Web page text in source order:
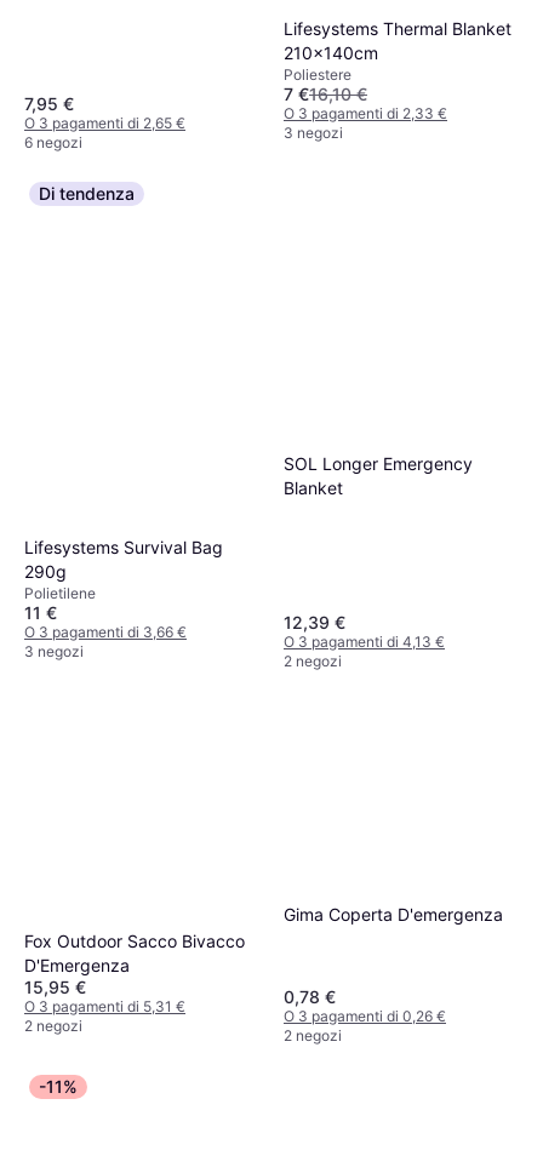
7,95 €
O 3 pagamenti di 2,65 €
6 negozi
Lifesystems Thermal Blanket
210x140cm
Poliestere
7 €16,10 €
O 3 pagamenti di 2,33 €
3 negozi
Di tendenza
Lifesystems Survival Bag
290g
Polietilene
11 €
O 3 pagamenti di 3,66 €
3 negozi
SOL Longer Emergency
Blanket
12,39 €
O 3 pagamenti di 4,13 €
2 negozi
Fox Outdoor Sacco Bivacco
D'Emergenza
15,95 €
O 3 pagamenti di 5,31 €
2 negozi
Gima Coperta D'emergenza
0,78 €
O 3 pagamenti di 0,26 €
2 negozi
-11%